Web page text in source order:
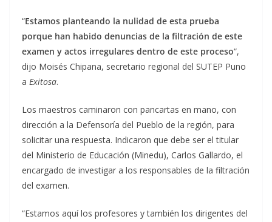
“Estamos planteando la nulidad de esta prueba
porque han habido denuncias de la filtración de este
examen y actos irregulares dentro de este proceso“,
dijo Moisés Chipana, secretario regional del SUTEP Puno
a Exitosa.
Los maestros caminaron con pancartas en mano, con
dirección a la Defensoría del Pueblo de la región, para
solicitar una respuesta. Indicaron que debe ser el titular
del Ministerio de Educación (Minedu), Carlos Gallardo, el
encargado de investigar a los responsables de la filtración
del examen.
“Estamos aquí los profesores y también los dirigentes del